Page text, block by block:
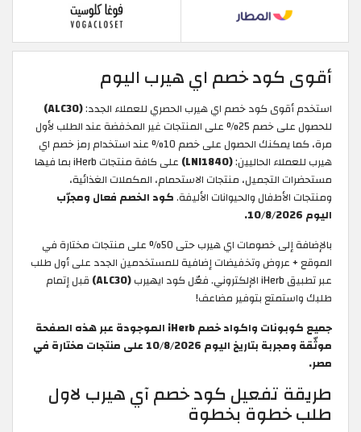
أقوى كود خصم اي هيرب اليوم
استخدم أقوى كود خصم اي هيرب الحصري للعملاء الجدد:(ALC30)
للحصول على خصم 25% على المنتجات غير المخفضة عند الطلب لأول
مرة، كما يمكنك الحصول على خصم 10% عند استخدام رمز خصم اي
هيرب للعملاء الحاليين:(LNI1840)
على كافة منتجات iHerb بما فيها
مستحضرات التجميل، منتجات الاستحمام، المكملات الغذائية،
ومنتجات الأطفال والحيوانات الأليفة.كود الخصم فعال ومجرّب
اليوم 10/8/2026.
بالإضافة إلى خصومات اي هيرب حتى 50% على منتجات مختارة في
الموقع + عروض وتخفيضات إضافية للمستخدمين الجدد على أول طلب
عبر تطبيق iHerb الإلكتروني. فعّل كود ايهيرب
(ALC30)
قبل إتمام
طلبك واستمتع بتوفير مضاعف!
جميع كوبونات واكواد خصم iHerb الموجودة عبر هذه الصفحة
موثّقة ومجربة بتاريخ اليوم 10/8/2026 على منتجات مختارة في
مصر.
طريقة تفعيل كود خصم آي هيرب لاول
طلب خطوة بخطوة